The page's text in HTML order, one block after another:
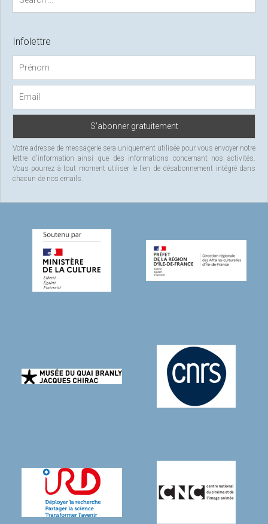
a
c
r
Infolettre
Votre adresse de messagerie sera uniquement utilisée pour vous envoyer notre
lettre d'information ainsi que des informations concernant nos activités.
Vous pourrez à tout moment utiliser le lien de désabonnement intégré dans
chacun de nos emails.